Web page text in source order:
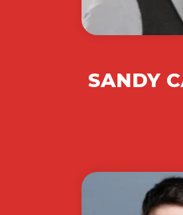
SANDY